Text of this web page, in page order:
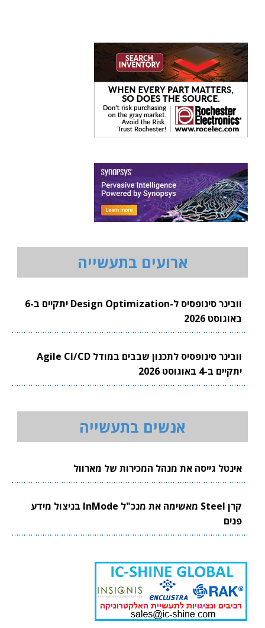
ארועים בתעשייה
וובינר סינופסיס ל-Design Optimization יתקיים ב-6
באוגוסט 2026
וובינר סינופסיס לתכנון שבבים במודל Agile CI/CD
יתקיים ב-4 באוגוסט 2026
אנשים בתעשייה
אינטל גייסה את מנהל המכירות של מארוול
קרן Steel מאשימה את מנכ"ל InMode בניצול מידע
פנים